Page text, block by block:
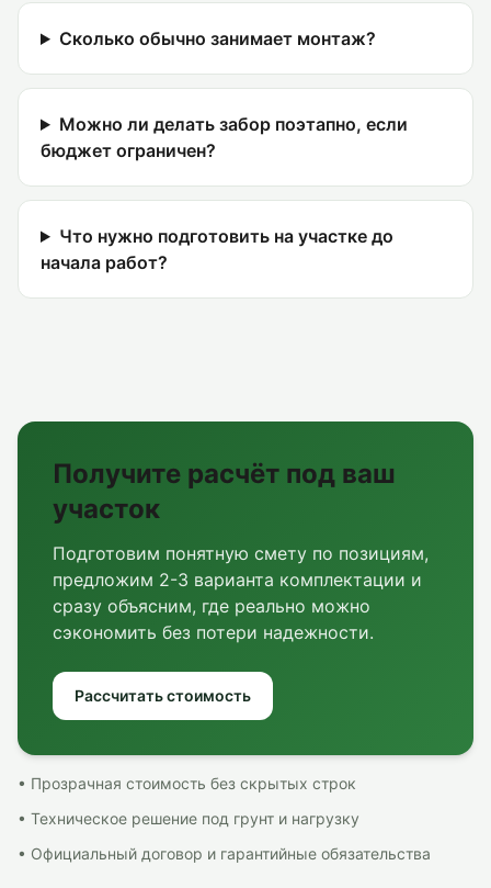
Сколько обычно занимает монтаж?
Можно ли делать забор поэтапно, если
бюджет ограничен?
Что нужно подготовить на участке до
начала работ?
Получите расчёт под ваш
участок
Подготовим понятную смету по позициям,
предложим 2-3 варианта комплектации и
сразу объясним, где реально можно
сэкономить без потери надежности.
Рассчитать стоимость
• Прозрачная стоимость без скрытых строк
• Техническое решение под грунт и нагрузку
• Официальный договор и гарантийные обязательства